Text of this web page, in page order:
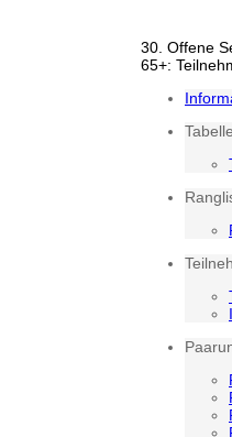
30. Offene
65+:
Tabelle